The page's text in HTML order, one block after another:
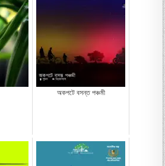
অকপটে বসন্ত পঞ্চমী